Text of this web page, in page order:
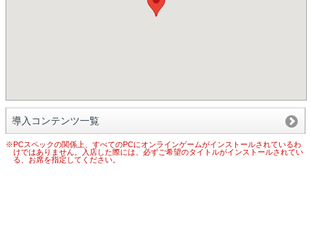
導入コンテンツ一覧
※PCスペックの関係上、すべてのPCにオンラインゲームがインストールされているわ
けではありません。入店した際には、必ずご希望のタイトルがインストールされてい
る、お席を指定してください。